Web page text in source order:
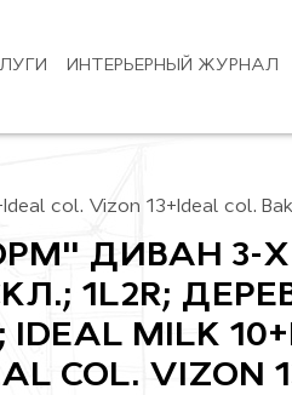
ИНТЕРЬЕРНЫЙ ЖУРНАЛ
col. Vizon 13+Ideal col.
ДИВАН 3-
1L2R;
IDEAL MILK
COL. VIZON